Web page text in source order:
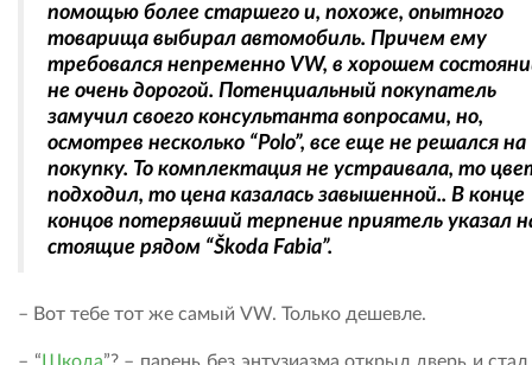
помощью более старшего и, похоже, опытного
товарища выбирал автомобиль. Причем ему
требовался непременно VW, в хорошем
не очень дорогой. Потенциальный покупатель
замучил своего консультанта вопросами, но,
осмотрев несколько “Polo”, все еще не решался на
покупку. То комплектация не устраивала, то
подходил, то цена казалась завышенной.. В конце
концов потерявший терпение приятель указал
стоящие рядом “Škoda Fabia”.
– Вот тебе тот же самый VW. Только дешевле.
– “ Шкода”? – парень без энтузиазма открыл дверь и стал